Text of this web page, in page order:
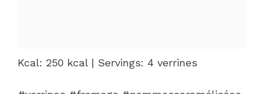
Kcal: 250 kcal | Servings: 4 verrines